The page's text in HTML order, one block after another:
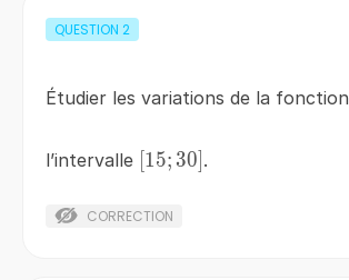
QUESTION 2
Étudier les variations de la fonction
l’intervalle \left[15;
15; 30 .
CORRECTION